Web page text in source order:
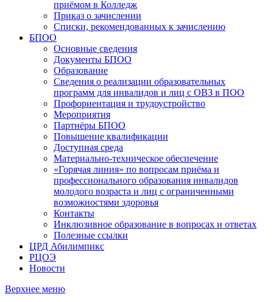
приёмом в Колледж
Приказ о зачислении
Списки, рекомендованных к зачислению
БПОО
Основные сведения
Документы БПОО
Образование
Сведения о реализации образовательных
программ для инвалидов и лиц с ОВЗ в ПОО
Профориентация и трудоустройство
Мероприятия
Партнёры БПОО
Повышение квалификации
Доступная среда
Материально-техническое обеспечение
«Горячая линия» по вопросам приёма и
профессионального образования инвалидов
молодого возраста и лиц с ограниченными
возможностями здоровья
Контакты
Инклюзивное образование в вопросах и ответах
Полезные ссылки
ЦРД Абилимпикс
РЦОЭ
Новости
Верхнее меню